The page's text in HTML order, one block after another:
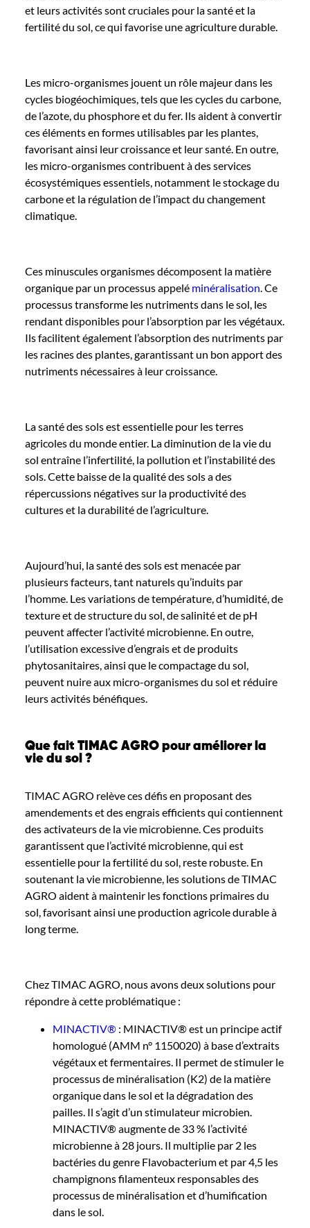
et leurs activités sont cruciales pour la santé et la
fertilité du sol, ce qui favorise une agriculture durable.
Les micro-organismes jouent un rôle majeur dans les
cycles biogéochimiques, tels que les cycles du carbone,
de l’azote, du phosphore et du fer. Ils aident à convertir
ces éléments en formes utilisables par les plantes,
favorisant ainsi leur croissance et leur santé. En outre,
les micro-organismes contribuent à des services
écosystémiques essentiels, notamment le stockage du
carbone et la régulation de l’impact du changement
climatique.
Ces minuscules organismes décomposent la matière
organique par un processus appelé minéralisation. Ce
processus transforme les nutriments dans le sol, les
rendant disponibles pour l’absorption par les végétaux.
Ils facilitent également l’absorption des nutriments par
les racines des plantes, garantissant un bon apport des
nutriments nécessaires à leur croissance.
La santé des sols est essentielle pour les terres
agricoles du monde entier. La diminution de la vie du
sol entraîne l’infertilité, la pollution et l’instabilité des
sols. Cette baisse de la qualité des sols a des
répercussions négatives sur la productivité des
cultures et la durabilité de l’agriculture.
Aujourd’hui, la santé des sols est menacée par
plusieurs facteurs, tant naturels qu’induits par
l’homme. Les variations de température, d’humidité, de
texture et de structure du sol, de salinité et de pH
peuvent affecter l’activité microbienne. En outre,
l’utilisation excessive d’engrais et de produits
phytosanitaires, ainsi que le compactage du sol,
peuvent nuire aux micro-organismes du sol et réduire
leurs activités bénéfiques.
Que fait TIMAC AGRO pour améliorer la
vie du sol ?
TIMAC AGRO relève ces défis en proposant des
amendements et des engrais efficients qui contiennent
des activateurs de la vie microbienne. Ces produits
garantissent que l’activité microbienne, qui est
essentielle pour la fertilité du sol, reste robuste. En
soutenant la vie microbienne, les solutions de TIMAC
AGRO aident à maintenir les fonctions primaires du
sol, favorisant ainsi une production agricole durable à
long terme.
Chez TIMAC AGRO, nous avons deux solutions pour
répondre à cette problématique :
MINACTIV®: MINACTIV® est un principe actif
homologué (AMM n° 1150020) à base d’extraits
végétaux et fermentaires. Il permet de stimuler le
processus de minéralisation (K2) de la matière
organique dans le sol et la dégradation des
pailles. Il s’agit d’un stimulateur microbien.
MINACTIV® augmente de 33 % l’activité
microbienne à 28 jours. Il multiplie par 2 les
bactéries du genre Flavobacterium et par 4,5 les
champignons filamenteux responsables des
processus de minéralisation et d’humification
dans le sol.